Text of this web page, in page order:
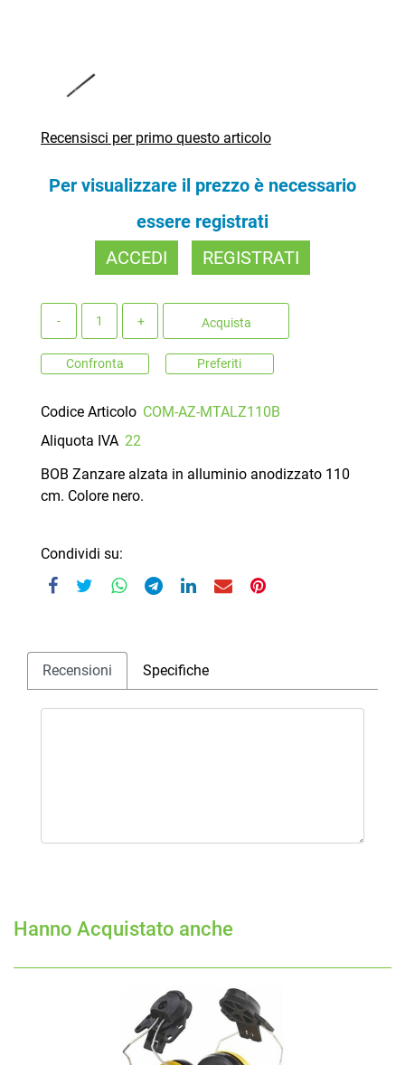
Recensisci per primo questo articolo
Per visualizzare il prezzo è necessario
essere registrati
ACCEDI
REGISTRATI
Acquista
Confronta Preferiti
Codice Articolo COM-AZ-MTALZ110B
Aliquota IVA 22
BOB Zanzare alzata in alluminio anodizzato 110
cm. Colore nero.
Condividi su:
Recensioni Specifiche
Hanno Acquistato anche